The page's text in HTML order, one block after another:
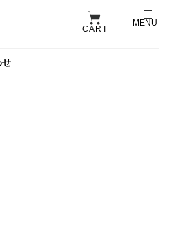
CART
MENU
せ